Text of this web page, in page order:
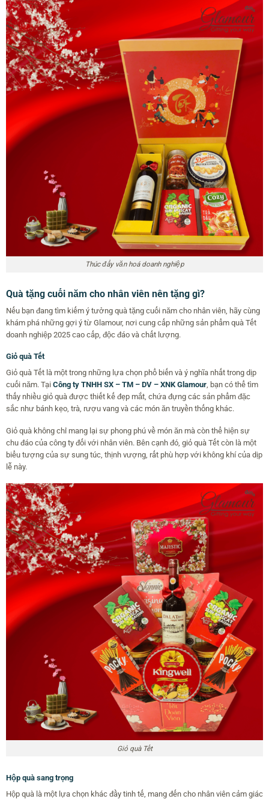
Thúc đẩy văn hoá doanh nghiệp
Quà tặng cuối năm cho nhân viên nên tặng gì?
Nếu bạn đang tìm kiếm ý tưởng quà tặng cuối năm cho nhân viên, hãy cùng
khám phá những gợi ý từ Glamour, nơi cung cấp những sản phẩm quà Tết
doanh nghiệp 2025 cao cấp, độc đáo và chất lượng.
Giỏ quà Tết
Giỏ quà Tết là một trong những lựa chọn phổ biến và ý nghĩa nhất trong dịp
cuối năm. Tại Công ty TNHH SX – TM – DV – XNK Glamour, bạn có thể tìm
thấy nhiều giỏ quà được thiết kế đẹp mắt, chứa đựng các sản phẩm đặc
sắc như bánh kẹo, trà, rượu vang và các món ăn truyền thống khác.
Giỏ quà không chỉ mang lại sự phong phú về món ăn mà còn thể hiện sự
chu đáo của công ty đối với nhân viên. Bên cạnh đó, giỏ quà Tết còn là một
biểu tượng của sự sung túc, thịnh vượng, rất phù hợp với không khí của dịp
lễ này.
Giỏ quà Tết
Hộp quà sang trọng
Hộp quà là một lựa chọn khác đầy tinh tế, mang đến cho nhân viên cảm giác